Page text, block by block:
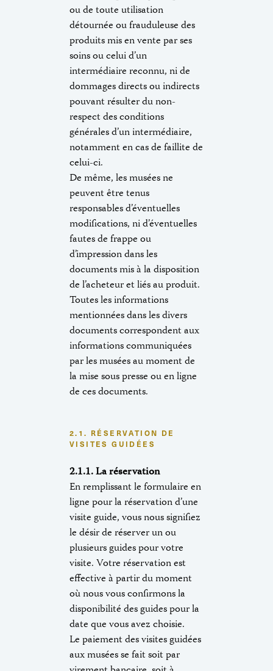
ou de toute utilisation
détournée ou frauduleuse des
produits mis en vente par ses
soins ou celui d’un
intermédiaire reconnu, ni de
dommages directs ou indirects
pouvant résulter du non-
respect des conditions
générales d’un intermédiaire,
notamment en cas de faillite de
celui-ci.
De même, les musées ne
peuvent être tenus
responsables d’éventuelles
modifications, ni d’éventuelles
fautes de frappe ou
d’impression dans les
documents mis à la disposition
de l’acheteur et liés au produit.
Toutes les informations
mentionnées dans les divers
documents correspondent aux
informations communiquées
par les musées au moment de
la mise sous presse ou en ligne
de ces documents.
2.1. RÉSERVATION DE
VISITES GUIDÉES
2.1.1. La réservation
En remplissant le formulaire en
ligne pour la réservation d’une
visite guide, vous nous signifiez
le désir de réserver un ou
plusieurs guides pour votre
visite. Votre réservation est
effective à partir du moment
où nous vous confirmons la
disponibilité des guides pour la
date que vous avez choisie.
Le paiement des visites guidées
aux musées se fait soit par